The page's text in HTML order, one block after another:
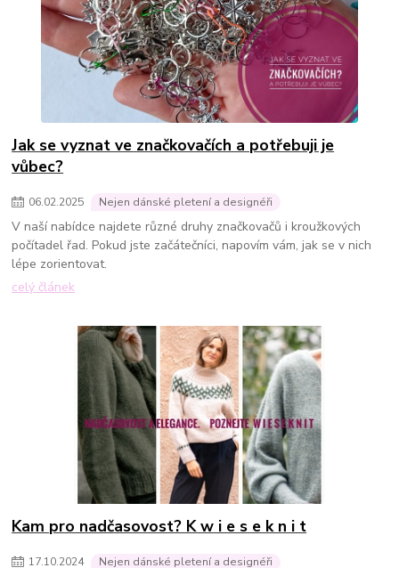
Jak se vyznat ve značkovačích a potřebuji je
vůbec?
06.02.2025 Nejen dánské pletení a designéři
V naší nabídce najdete různé druhy značkovačů i kroužkových
počítadel řad. Pokud jste začátečníci, napovím vám, jak se v nich
lépe zorientovat.
celý článek
Kam pro nadčasovost? K w i e s e k n i t
17.10.2024 Nejen dánské pletení a designéři